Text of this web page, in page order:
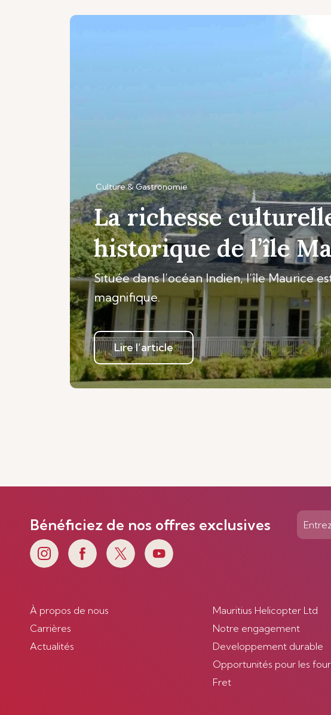
Culture & Gastronomie
La richesse
historique de l’île
Située dans l’océan Indien, l’île Maurice
magnifique.
Lire l’article
Bénéficiez de nos offres exclusives
À propos de nous
Carrières
Actualités
Mauritius Helicopter Ltd
Notre engagement
Developpement durable
Opportunités pour les
Fret